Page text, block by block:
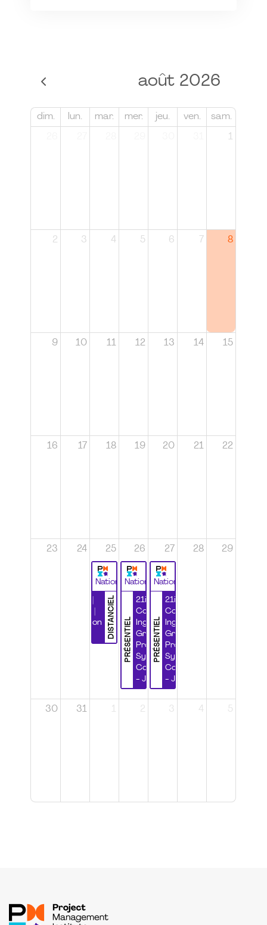
août 2026
dim. lun. mar. mer. jeu. ven. sam.
1
2 3 4 5 6 7 8
9 10 11 12 13 14 15
16 17 18 19 20 21 22
23 24 25
National
DISTANCIEL
Certification
26
National
PRÉSENTIEL
21ième
Congrès
Ingénierie
Grands
Projets et
Systèmes
Complexes
- Jour 1
27
National
PRÉSENTIEL
21ième
Congrès
Ingénierie
Grands
Projets et
Systèmes
Complexes
- Jour 2
28 29
30 31 1 2 3 4 5